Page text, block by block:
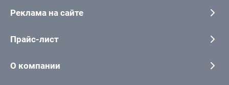
Реклама на сайте
Прайс-лист
О компании